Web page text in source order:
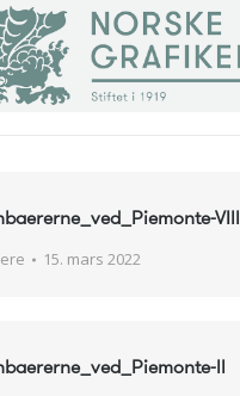
VIll
15. mars 2022
ll